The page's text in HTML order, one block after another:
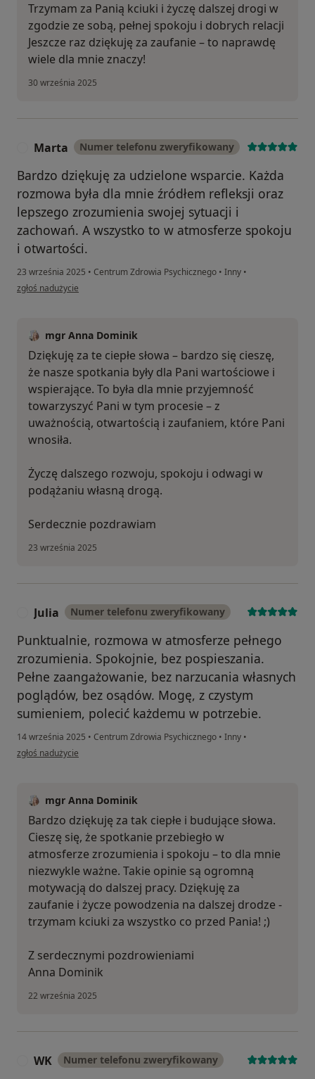
Trzymam za Panią kciuki i życzę dalszej drogi w
zgodzie ze sobą, pełnej spokoju i dobrych relacji
Jeszcze raz dziękuję za zaufanie – to naprawdę
wiele dla mnie znaczy!
30 września 2025
Marta Numer telefonu zweryfikowany
Bardzo dziękuję za udzielone wsparcie. Każda
rozmowa była dla mnie źródłem refleksji oraz
lepszego zrozumienia swojej sytuacji i
zachowań. A wszystko to w atmosferze spokoju
i otwartości.
23 września 2025 • Centrum Zdrowia Psychicznego • Inny •
w opinii użytkownika Marta
zgłoś nadużycie
mgr Anna Dominik
Dziękuję za te ciepłe słowa – bardzo się cieszę,
że nasze spotkania były dla Pani wartościowe i
wspierające. To była dla mnie przyjemność
towarzyszyć Pani w tym procesie – z
uważnością, otwartością i zaufaniem, które Pani
wnosiła.
Życzę dalszego rozwoju, spokoju i odwagi w
podążaniu własną drogą.
Serdecznie pozdrawiam
23 września 2025
Julia Numer telefonu zweryfikowany
Punktualnie, rozmowa w atmosferze pełnego
zrozumienia. Spokojnie, bez pospieszania.
Pełne zaangażowanie, bez narzucania własnych
poglądów, bez osądów. Mogę, z czystym
sumieniem, polecić każdemu w potrzebie.
14 września 2025 • Centrum Zdrowia Psychicznego • Inny •
w opinii użytkownika Julia
zgłoś nadużycie
mgr Anna Dominik
Bardzo dziękuję za tak ciepłe i budujące słowa.
Cieszę się, że spotkanie przebiegło w
atmosferze zrozumienia i spokoju – to dla mnie
niezwykle ważne. Takie opinie są ogromną
motywacją do dalszej pracy. Dziękuję za
zaufanie i życze powodzenia na dalszej drodze -
trzymam kciuki za wszystko co przed Pania! ;)
Z serdecznymi pozdrowieniami
Anna Dominik
22 września 2025
WK Numer telefonu zweryfikowany